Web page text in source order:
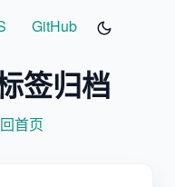
GitHub
签归档
首页